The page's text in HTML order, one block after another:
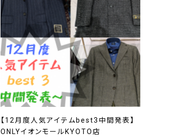
【12月度人気アイテムbest3中間発表】
ONLYイオンモールKYOTO店